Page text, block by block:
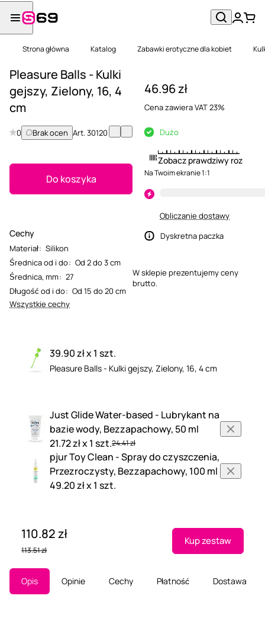
Strona główna Katalog Zabawki erotyczne dla kobiet
Pleasure Balls - Kulki
gejszy, Zielony, 16, 4
cm
0 Brak ocen Art.30120
Do koszyka
Cechy
Materiał: Silikon
Średnica od i do: Od 2 do 3 cm
Średnica, mm: 27
Długość od i do: Od 15 do 20 cm
Wszystkie cechy
46.96 zł
Cena zawiera VAT 23%
Dużo
Zobacz prawdziwy rozmiar
Na Twoim ekranie 1:1
Obliczanie dostawy
Dyskretna paczka
W sklepie prezentujemy ceny
brutto.
39.90 zł x 1 szt.
Pleasure Balls - Kulki gejszy, Zielony, 16, 4 cm
Just Glide Water-based - Lubrykant na
bazie wody, Bezzapachowy, 50 ml
21.72 zł x 1 szt.24.41 zł
pjur Toy Clean - Spray do czyszczenia,
Przezroczysty, Bezzapachowy, 100 ml
49.20 zł x 1 szt.
110.82 zł
113.51 zł
Kup zestaw
Opis Opinie Cechy Płatność Dostawa